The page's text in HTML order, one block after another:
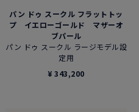
パン ドゥ スークル フラットトッ
プ イエローゴールド マザーオ
ブパール
パン ドゥ スークル ラージモデル設
定用
¥ 343,200